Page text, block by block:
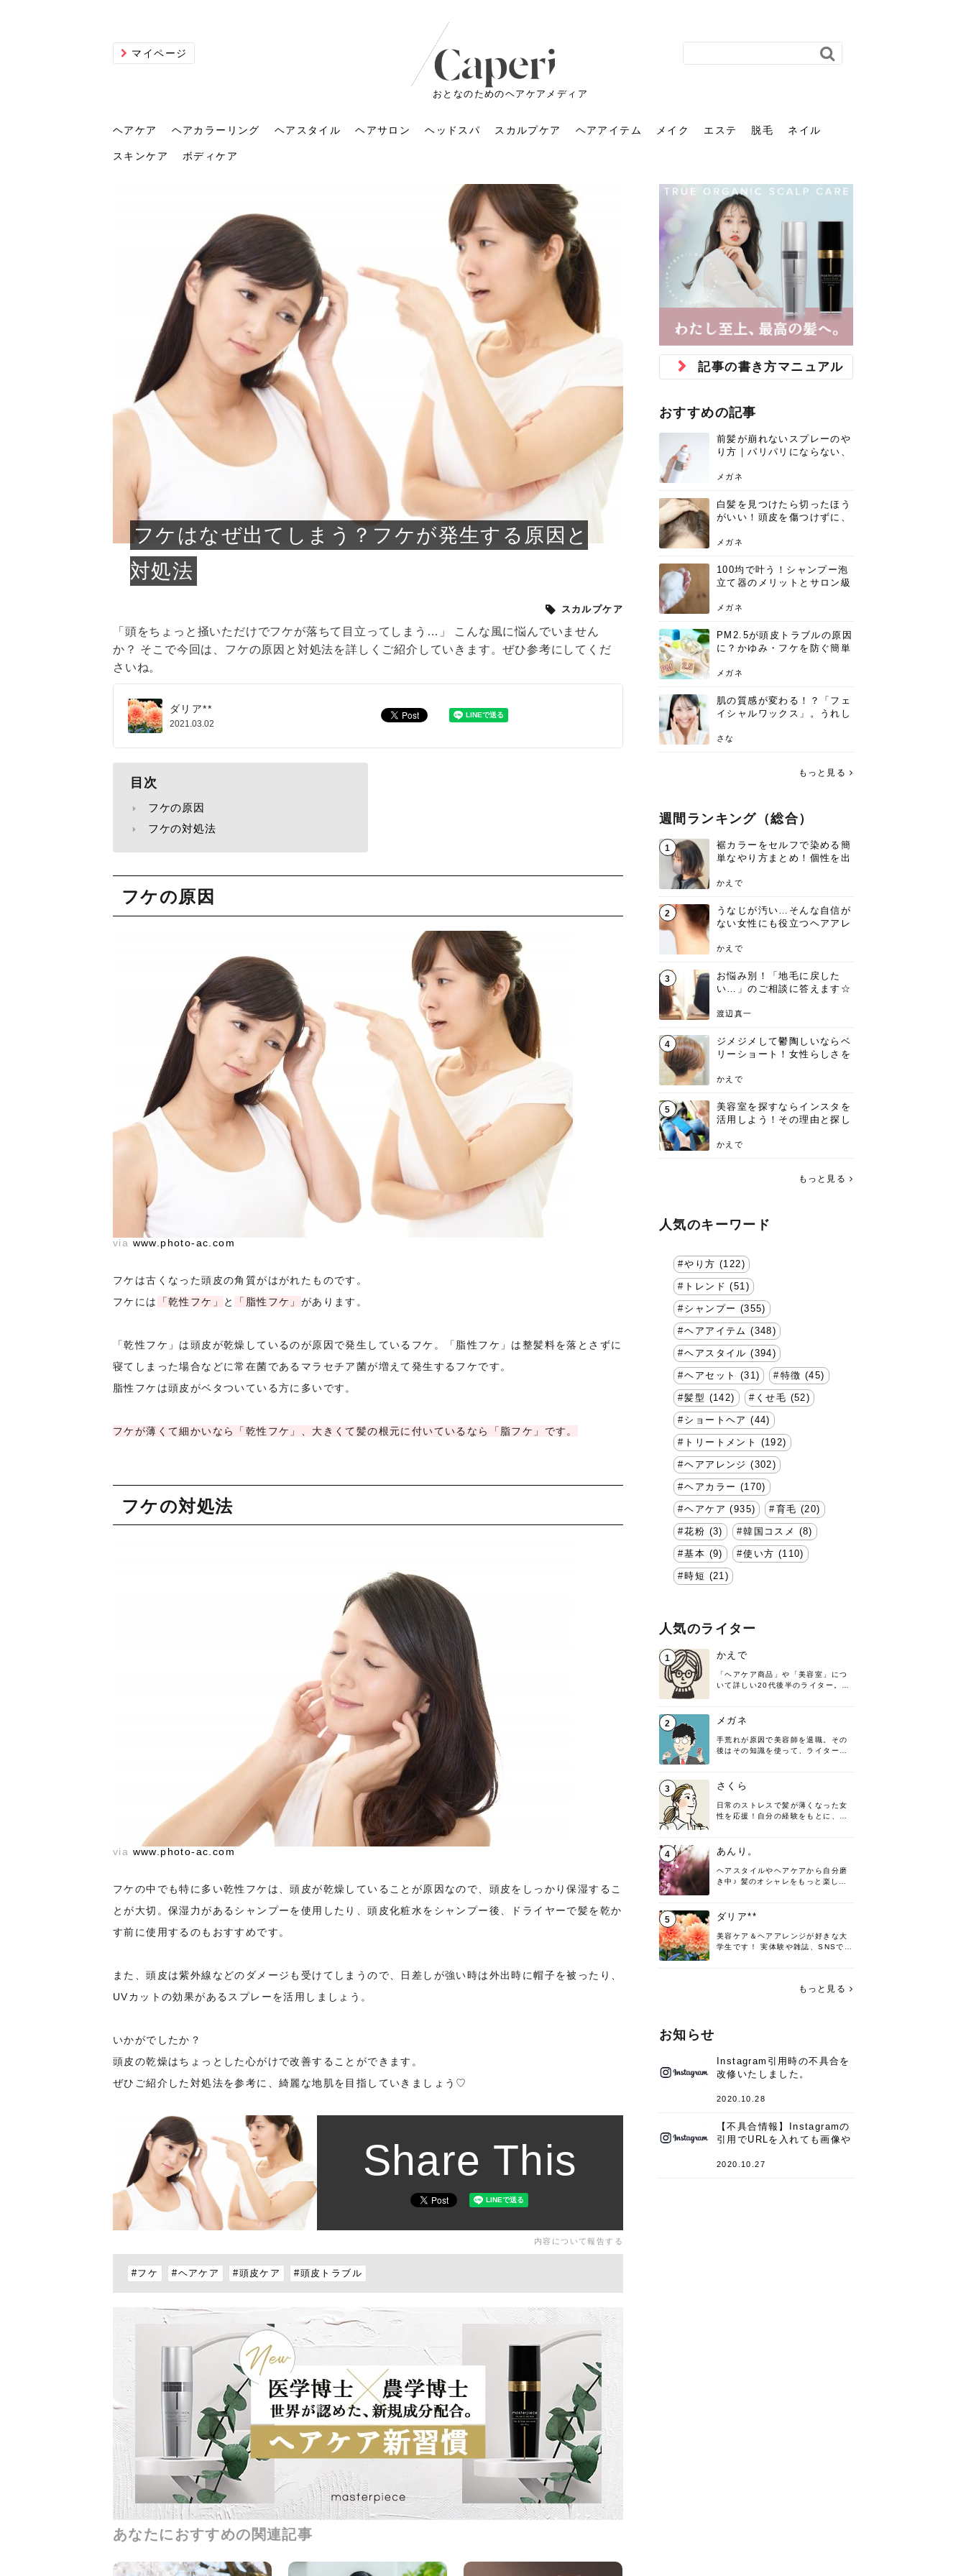
マイページ
おとなのためのヘアケアメディア
ヘアケア
トリートメントの付け方で
仕上がりが変わる｜効かな
い原因...
トリートメントの付け方で仕上がりは
大きく変わります。今回は、毛先中心
の塗り...
メガネ
朝の5分が変わる！寝癖がつ
かない予防方法と時短寝癖
直し...
新生活シーズン、朝の身支度を少しで
も短くしたい人は多いはず。じつは寝
癖は、...
かえで
花粉で髪がパサパサするの
はなぜ？原因と落とし方・
防ぎ方を紹介
広がる、手触りが悪いと感じた経験は
ヘアカラーリング
髪のくすみが気になる人
へ！2026春トレンドの明る
めく...
2026春のトレンドカラーは明るめのく
すみカラーです。ただし、髪がすでに
く...
さくら
ツヤと透明感で垢抜ける！
自然なヘアカラーで作る
「きれい...
職場で浮かない落ち着いたトーンにし
たいけれど、どこか垢抜けた印象にし
たいと...
さくら
肌に合う髪色、どう見つけ
る？「イエベ」「ブルベ」
診断と...
らったのに、家に帰って鏡を見たら、
ヘアスタイル
2026年のショートウルフ最
新トレンドとは？ナチュラ
ル...
2026年のショートウルフは、ナチュラ
ルでエアリーな仕上がりが今っぽい正
解...
かえで
ルーズウェーブとは？2026
年の注目スタイルと長さ別
の...
2026年はレイヤーカットを使った髪型
のトレンドと重なり、ルーズウェーブ
ヘ...
かえで
40代のパーマがダレる原因
とは？自宅でできる復活術
と長...
ールがダレてしまったと感じている方
ヘアサロン
美容室に行くのが恥ずかし
い？髪質の変化に気づいた
時こそ...
しばらく美容室に行けていないし、そ
ろそろ髪型を変えて気分転換したいと
思って...
メガネ
お気に入りのお店が倒産し
た後の美容室の探し方！失
敗しに...
美容室を倒産する数が増えているとい
うニュースがありました。もともと美
容室の...
かえで
前髪を薄くするための美容
院の頼み方とは？失敗しな
いため...
だと思っている人は、前髪を早く変え
ヘッドスパ
ヘッドスパの落とし穴！知
らないと損する真実
ヘッドスパは、頭皮の汚れを落として
血行を促進し、リラックス効果や美髪
効果が...
さろめ
頭皮を刺激してお顔のリフ
トアップ♪毎日こつこつカン
タン小顔☆
毎日のちょっとした習慣で小顔は作れ
る！頭のこりをほぐしてフェイスライ
ンのリ...
chicca
ヘッドスパで頭皮をケアし
よう！ヘッドスパの効果と
おすすめの人
アもせずに放っておくとダメージが蓄
スカルプケア
髪を育てるには？毎日の洗
い方と生活習慣を見直す基
本ケア
髪をきれいに育てるには高価なアイテ
ムを増やす前に、洗い方や乾かし方、
頭皮の...
さくら
頭皮マッサージで目がぱっ
ちりする理由は？具体的な
やり方...
目元の印象を左右するのは目そのもの
ではなく、頭皮の状態かもしれませ
ん。以下...
メガネ
ストレスで髪の毛はどう変
わる？抜け毛・パサつきの
原因と...
や、抜け毛が増えたと悩んでいる方
は、スト...
ヘアアイテム
発酵エキスシャンプーって
何がいいの？無印良品など
のシャ...
スキンケアで人気の発酵成分が、シャ
ンプーにも広がっています。無印良品
などの...
さくら
アイロンが苦手でも大丈
夫！ブラッシング感覚で使
えるヘア...
ヘアアイロンを使うのが苦手、火傷が
怖いと感じている方はいないでしょう
か？そ...
さくら
40代の髪を悩みに最適！韓
国発「ダリーフ」でヘアセ
ット...
思っていないでしょうか？ダリーフの
メイク
ミニマリストのメイク術｜
少ないアイテムで「自分ら
しい美...
「たくさんのコスメを持っているの
に、実際に使っているのはいつも同じ
ものばか...
あおい
V3ファンデーションは危な
い？針の仕組み・全4種比
較・...
メイクをしている時間も、スキンケア
の時間に変えるという発想から生まれ
たのが...
あかり
「おしゃれ」と「身だしな
み」は違う。相手に信頼感
を与え...
識するのが「身だしなみ」です。特に
エステ
針で小顔を目指す！美容鍼
の効果と後悔しない選び方
のポイント
フェイスラインをすっきりさせたいと
いうお悩みを抱えている方はいないで
しょう...
あかり
リンパマッサージと経絡マ
ッサージの違いとは？効果
と、自...
サロンのメニューを見ていると、「リ
ンパマッサージ」の他に「経絡マッサ
ージ」...
あかり
エステの勧誘が怖い人へ。
断ることは悪くない。自分
を守る...
験エステに行ってみたいけど、『押し
脱毛
化粧ノリが変わる「顔脱
毛」。4つのメリットと、始
める前...
顔の産毛をカミソリで剃って、毛抜き
で抜くなど、日々の自己処理を手間に
感じて...
あおい
子供の脱毛、日焼け肌はN
G？親子で学ぶ、安心・安全
なエ...
「ムダ毛が気になる」とお子さんが悩
んでいる姿を見て、エステ脱毛を検討
し始め...
あおい
「今さら」なんて言わせな
い。40代のVIO・顔脱毛、
賢...
とが気になり始めたけど、「今から脱
ネイル
2026年運気アップネイルガ
イドを公開！幸運を呼ぶ色
と...
最近、なんとなく運気が停滞している
気がすると悩んでいないでしょうか？
じつは...
あおい
そのネイル、本当に似合っ
てる？指先をきれいに見え
るのは...
SNSや雑誌で見かけた素敵なネイルデ
ザインを、いざ自分の爪に試してみた
ら、...
さな
オフィスネイルでも「キラ
キラ」はOK？派手に見えな
い上...
を見て、気分が上がるという心ときめ
スキンケア
急に小じわが増えた？原因
と種類の見分け方＆自宅で
できる...
ふと鏡を見て、急に小じわが増えたと
落ち込んでいないでしょうか？じつは
その原...
あおい
ルルルン ハイドラのどれが
良い？その違いは？PDRN
や...
ルルルン ハイドラシリーズを使いたい
けれど、種類が多くてどれを選べばい
いか...
ジュベルック スキンの効果
変化...
ニキビ跡の凸凹をどうにかしたいと、
ゆい
もっと見る
ボディケア
人の手ならではの痩身効
果。オールハンドエステの
魅力と、...
痩身エステと一言で言っても、最新の
機器を使ったものから、昔ながらの手
技によ...
あかり
その医療ダイエット、後悔
しませんか？失敗する人の
共通点...
医師の管理のもと、科学的根拠に基づ
いて行う「医療ダイエット」は、自己
流のダ...
本気の痩身と体質改善に。
「イン...
自己流のダイエットではなかなか落ち
さな
もっと見る
フケはなぜ出てしまう？フケが発生する原因と
対処法
スカルプケア
「頭をちょっと掻いただけでフケが落ちて目立ってしまう…」 こんな風に悩んでいません
か？ そこで今回は、フケの原因と対処法を詳しくご紹介していきます。ぜひ参考にしてくだ
さいね。
ダリア**
2021.03.02
目次
フケの原因
フケの対処法
フケの原因
via www.photo-ac.com
フケは古くなった頭皮の角質がはがれたものです。
フケには
「乾性フケ」 と 「脂性フケ」 があります。
「乾性フケ」は頭皮が乾燥しているのが原因で発生しているフケ。「脂性フケ」は整髪料を落とさずに
寝てしまった場合などに常在菌であるマラセチア菌が増えて発生するフケです。
脂性フケは頭皮がベタついている方に多いです。
フケが薄くて細かいなら「乾性フケ」、大きくて髪の根元に付いているなら「脂フケ」です。
フケの対処法
via www.photo-ac.com
フケの中でも特に多い乾性フケは、頭皮が乾燥していることが原因なので、頭皮をしっかり保湿するこ
とが大切。保湿力があるシャンプーを使用したり、頭皮化粧水をシャンプー後、ドライヤーで髪を乾か
す前に使用するのもおすすめです。
また、頭皮は紫外線などのダメージも受けてしまうので、日差しが強い時は外出時に帽子を被ったり、
UVカットの効果があるスプレーを活用しましょう。
いかがでしたか？
頭皮の乾燥はちょっとした心がけで改善することができます。
ぜひご紹介した対処法を参考に、綺麗な地肌を目指していきましょう♡
Share This
内容について報告する
#フケ #ヘアケア #頭皮ケア #頭皮トラブル
あなたにおすすめの関連記事
記事の書き方マニュアル
おすすめの記事
前髪が崩れないスプレーのや
り方｜パリパリにならない、
メガネ
白髪を見つけたら切ったほう
がいい！頭皮を傷つけずに、
メガネ
100均で叶う！シャンプー泡
立て器のメリットとサロン級
メガネ
PM2.5が頭皮トラブルの原因
に？かゆみ・フケを防ぐ簡単
メガネ
肌の質感が変わる！？「フェ
イシャルワックス」。うれし
ための基礎知識
さな
もっと見る
週間ランキング（総合）
1
裾カラーをセルフで染める簡
単なやり方まとめ！個性を出
かえで
2
うなじが汚い…そんな自信が
ない女性にも役立つヘアアレ
かえで
3
お悩み別！「地毛に戻した
い…」のご相談に答えます☆
渡辺真一
4
ジメジメして鬱陶しいならベ
リーショート！女性らしさを
かえで
5
美容室を探すならインスタを
活用しよう！その理由と探し
かえで
もっと見る
人気のキーワード
やり方 (122)
トレンド (51)
シャンプー (355)
ヘアアイテム (348)
ヘアスタイル (394)
ヘアセット (31) 特徴 (45)
髪型 (142) くせ毛 (52)
ショートヘア (44)
トリートメント (192)
ヘアアレンジ (302)
ヘアカラー (170)
ヘアケア (935) 育毛 (20)
花粉 (3) 韓国コスメ (8)
基本 (9) 使い方 (110)
時短 (21)
人気のライター
1 かえで
「ヘアケア商品」や「美容室」につ
いて詳しい20代後半のライター。楽
す！
2 メガネ
手荒れが原因で美容師を退職。その
後はその知識を使って、ライターと
髪の知識をわかりやすく紹介しま
す！
3 さくら
日常のストレスで髪が薄くなった女
性を応援！自分の経験をもとに、執
4 あんり。
ヘアスタイルやヘアケアから自分磨
き中♪ 髪のオシャレをもっと楽しめ
♡ 役立つ情報をお届けできるように
頑張ります！よろしくお願いしま
5 ダリア**
美容ケア＆ヘアアレンジが好きな大
学生です！ 実体験や雑誌、SNSで知
す。 これからよろしくお願いします
もっと見る
お知らせ
Instagram引用時の不具合を
改修いたしました。
2020.10.28
【不具合情報】Instagramの
引用でURLを入れても画像や
件
2020.10.27